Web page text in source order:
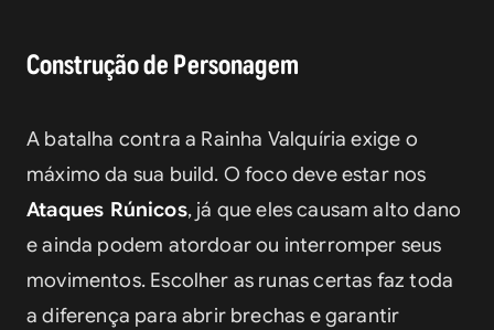
Construção de Personagem
A batalha contra a Rainha Valquíria exige o
Ataques Rúnicos, já que eles causam alto dano
e ainda podem atordoar ou interromper seus
movimentos. Escolher as runas certas faz toda
a diferença para abrir brechas e garantir